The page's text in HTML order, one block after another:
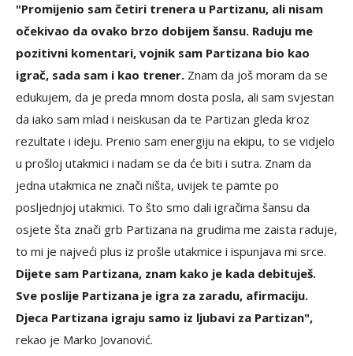
"Promijenio sam četiri trenera u Partizanu, ali nisam
očekivao da ovako brzo dobijem šansu. Raduju me
pozitivni komentari, vojnik sam Partizana bio kao
igrač, sada sam i kao trener. Znam da još moram da se
edukujem, da je preda mnom dosta posla, ali sam svjestan
da iako sam mlad i neiskusan da te Partizan gleda kroz
rezultate i ideju. Prenio sam energiju na ekipu, to se vidjelo
u prošloj utakmici i nadam se da će biti i sutra. Znam da
jedna utakmica ne znači ništa, uvijek te pamte po
posljednjoj utakmici. To što smo dali igračima šansu da
osjete šta znači grb Partizana na grudima me zaista raduje,
to mi je najveći plus iz prošle utakmice i ispunjava mi srce.
Dijete sam Partizana, znam kako je kada debituješ.
Sve poslije Partizana je igra za zaradu, afirmaciju.
Djeca Partizana igraju samo iz ljubavi za Partizan",
rekao je Marko Jovanović.